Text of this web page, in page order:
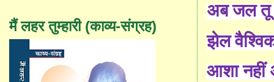
अब जल तू
झेल
आशा नहीं
मैं लहर तुम्हारी (काव्य-संग्रह)